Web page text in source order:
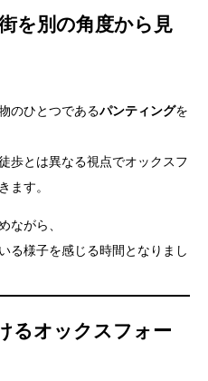
を別の角度から見
のひとつであるパンティングを
歩とは異なる視点でオックスフ
ます。
ながら、
る様子を感じる時間となりまし
るオックスフォー